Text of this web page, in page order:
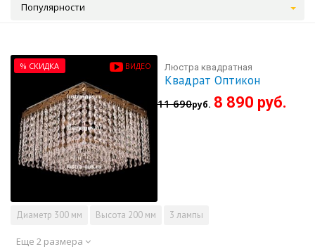
Популярности
% СКИДКА ВИДЕО Люстра квадратная
Квадрат Оптикон
11 690руб. 8 890 руб.
Диаметр 300 мм Высота 200 мм 3 лампы
Еще 2 размера